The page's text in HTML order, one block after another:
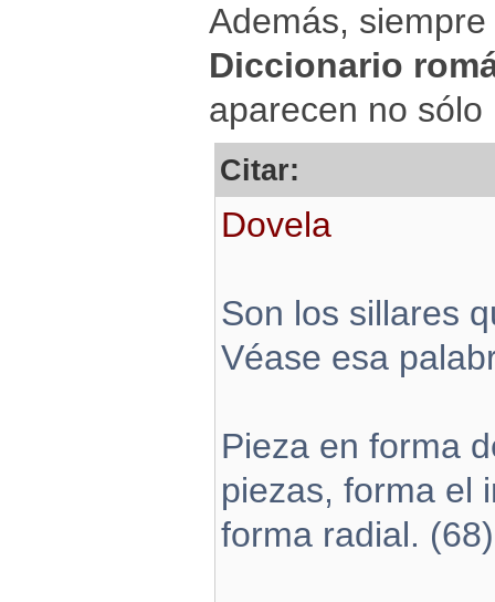
Además,
Diccionario
aparecen no
Citar:
Dovela
Son los sillares
Véase esa
Pieza en forma
piezas, forma el
forma radial. (68)